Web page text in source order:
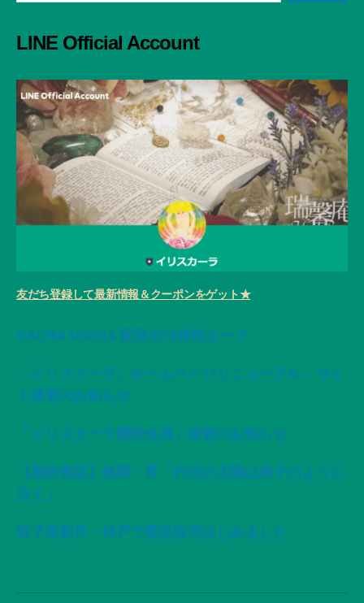
LINE Official Account
友だち登録して最新情報＆クーポンをゲット★
SACRA MAGIA 変容の72神性カード
「イリスカーラ」ホームページリニューアル・サイ
ト移管のお知らせ
「イリスカーラ購読会員」移管のお知らせ
【星紡夜話】無限・昇「灼位の太陽は赤子のように
泣く」
双子座新月・神戸で委託販売はじめました